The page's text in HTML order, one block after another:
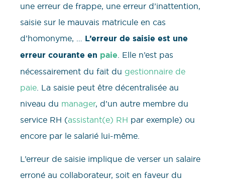
une erreur de frappe, une erreur d’inattention,
saisie sur le mauvais matricule en cas
d’homonyme, … L’erreur de saisie est une
erreur courante en paie . Elle n’est pas
nécessairement du fait du gestionnaire de
paie . La saisie peut être décentralisée au
niveau du manager, d’un autre membre du
service RH (assistant(e) RH par exemple) ou
encore par le salarié lui-même.
L’erreur de saisie implique de verser un salaire
erroné au collaborateur, soit en faveur du